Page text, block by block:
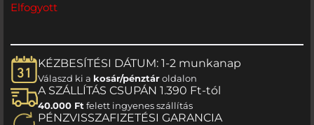
Elfogyott
KÉZBESÍTÉSI DÁTUM: 1-2 munkanap
Válaszd ki a kosár/pénztároldalon
A SZÁLLÍTÁS CSUPÁN 1.390 Ft-tól
40.000 Ft felett ingyenes szállítás
PÉNZVISSZAFIZETÉSI GARANCIA